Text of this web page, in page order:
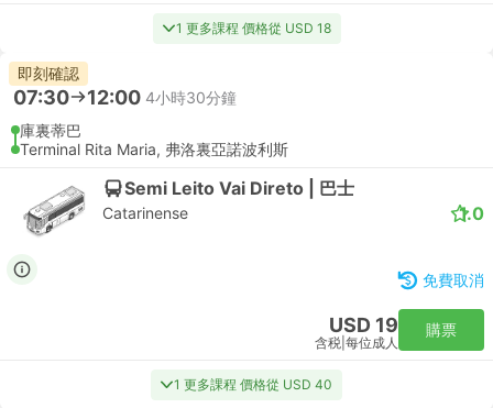
1 更多課程 價格從 USD 18
即刻確認
07:30 12:00 4小時30分鐘
庫裏蒂巴
Terminal Rita Maria, 弗洛裏亞諾波利斯
Semi Leito Vai Direto | 巴士
Catarinense 1.0
免費取消
USD 19
含税 每位成人
購票
1 更多課程 價格從 USD 40